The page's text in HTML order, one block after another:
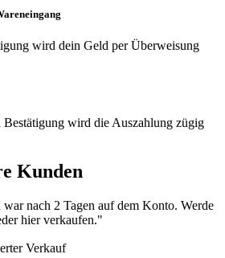
wird dein Geld per Überweisung
wird die Auszahlung zügig
Kunden
nach 2 Tagen auf dem Konto. Werde
hier verkaufen."
Verkauf